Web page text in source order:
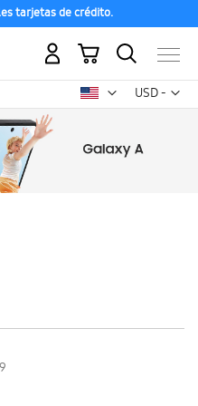
tarjetas de crédito.
USD -
dólar
Mi carrito